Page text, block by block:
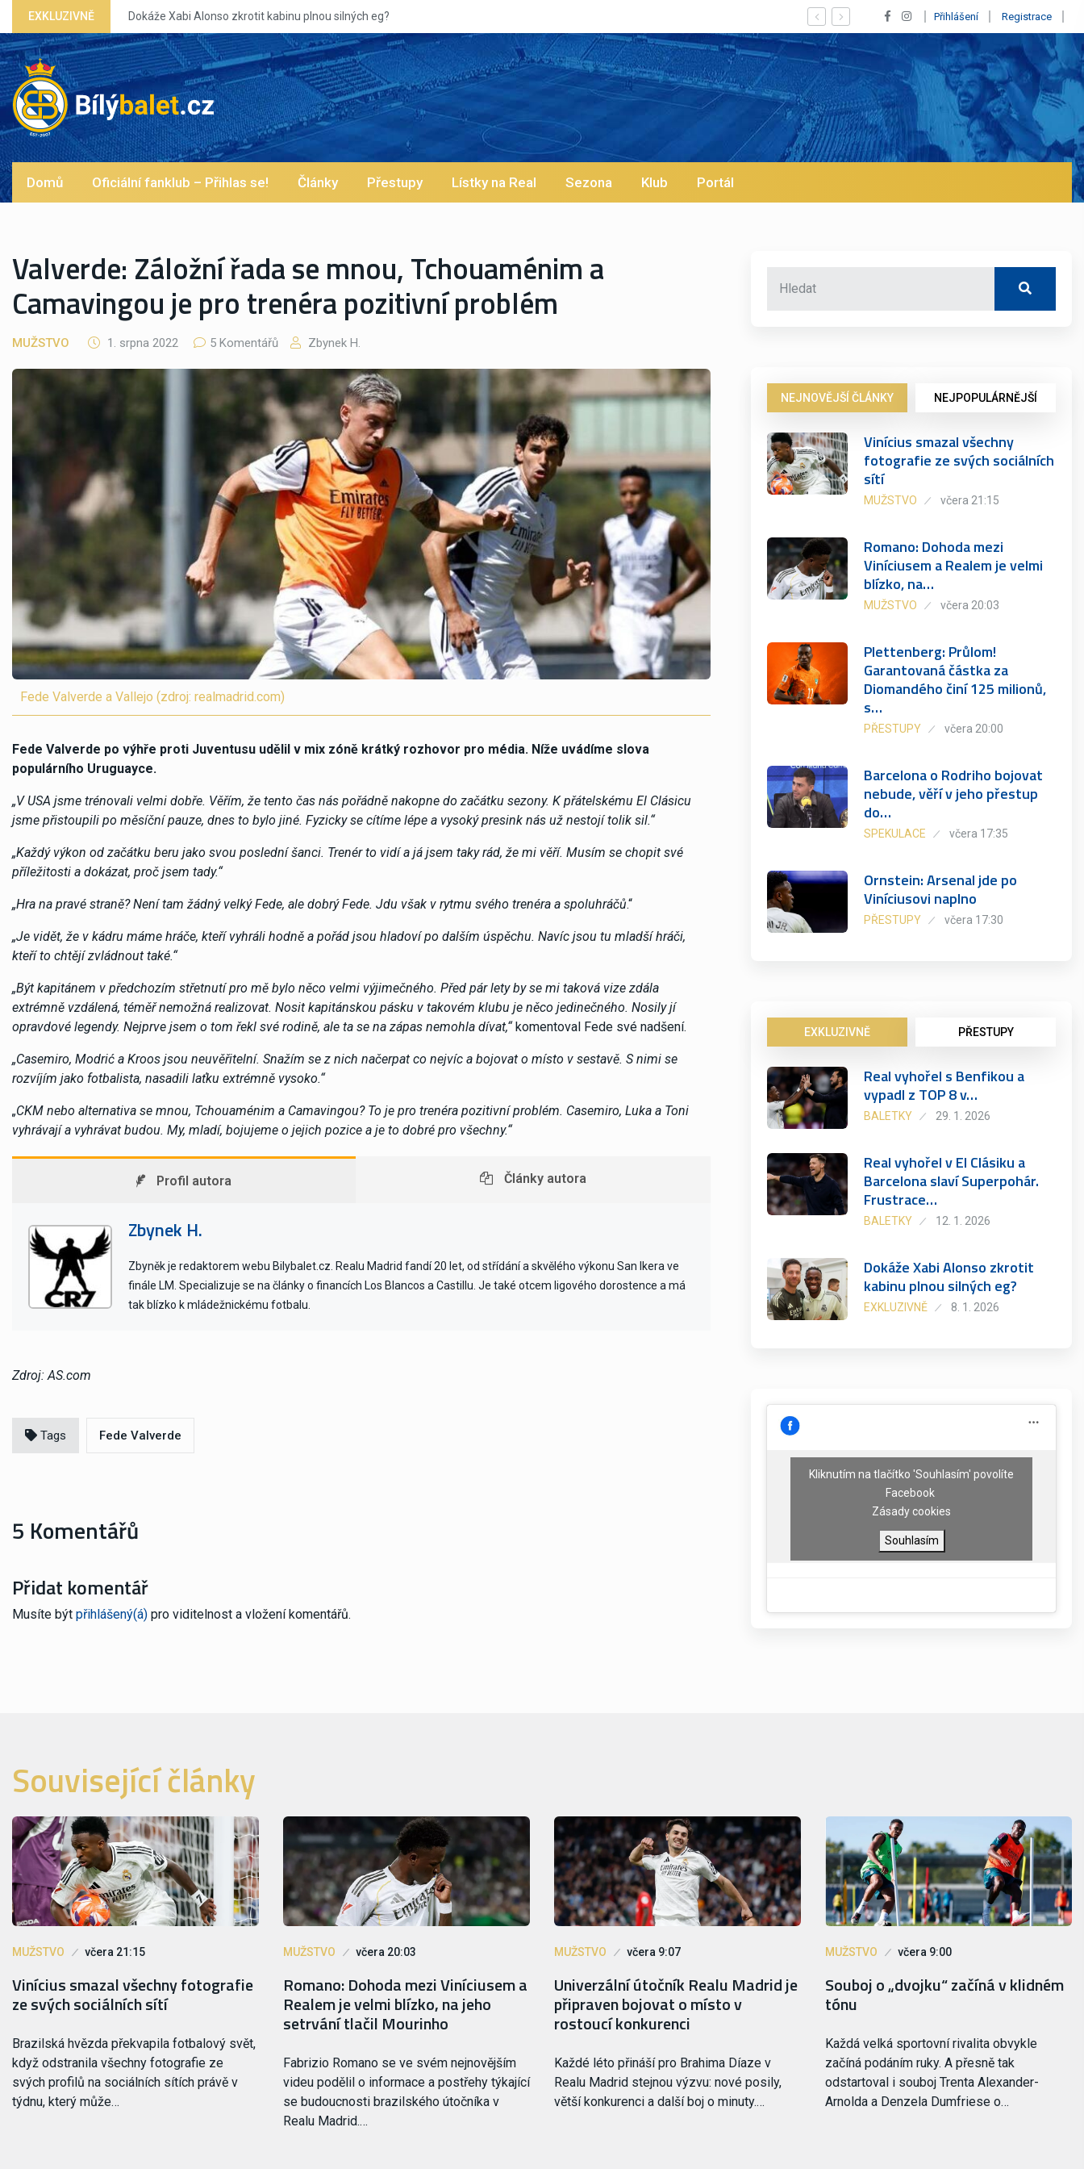
EXKLUZIVNĚ
Alonso zkrotit kabinu plnou silných eg? Vypískaný Vinícius! Blíží se jeho odchod z Realu a pustí se klub na trh už v
Přihlášení Registrace
Domů Oficiální fanklub – Přihlas se! Články Přestupy Lístky na Real Sezona Klub Portál
Valverde: Záložní řada se mnou, Tchouaménim a
Camavingou je pro trenéra pozitivní problém
MUŽSTVO 1. srpna 2022 5 Komentářů Zbynek H.
Fede Valverde a Vallejo (zdroj: realmadrid.com)
Fede Valverde po výhře proti Juventusu udělil v mix zóně krátký rozhovor pro média. Níže uvádíme slova
populárního Uruguayce.
„V USA jsme trénovali velmi dobře. Věřím, že tento čas nás pořádně nakopne do začátku sezony. K přátelskému El Clásicu
jsme přistoupili po měsíční pauze, dnes to bylo jiné. Fyzicky se cítíme lépe a vysoký presink nás už nestojí tolik sil.“
„Každý výkon od začátku beru jako svou poslední šanci. Trenér to vidí a já jsem taky rád, že mi věří. Musím se chopit své
příležitosti a dokázat, proč jsem tady.“
„Hra na pravé straně? Není tam žádný velký Fede, ale dobrý Fede. Jdu však v rytmu svého trenéra a spoluhráčů.“
„Je vidět, že v kádru máme hráče, kteří vyhráli hodně a pořád jsou hladoví po dalším úspěchu. Navíc jsou tu mladší hráči,
kteří to chtějí zvládnout také.“
„Být kapitánem v předchozím střetnutí pro mě bylo něco velmi výjimečného. Před pár lety by se mi taková vize zdála
extrémně vzdálená, téměř nemožná realizovat. Nosit kapitánskou pásku v takovém klubu je něco jedinečného. Nosily jí
opravdové legendy. Nejprve jsem o tom řekl své rodině, ale ta se na zápas nemohla dívat,“komentoval Fede své nadšení.
„Casemiro, Modrić a Kroos jsou neuvěřitelní. Snažím se z nich načerpat co nejvíc a bojovat o místo v sestavě. S nimi se
rozvíjím jako fotbalista, nasadili laťku extrémně vysoko.“
„CKM nebo alternativa se mnou, Tchouaménim a Camavingou? To je pro trenéra pozitivní problém. Casemiro, Luka a Toni
vyhrávají a vyhrávat budou. My, mladí, bojujeme o jejich pozice a je to dobré pro všechny.“
Profil autora Články autora
Zbynek H.
Zbyněk je redaktorem webu Bilybalet.cz. Realu Madrid fandí 20 let, od střídání a skvělého výkonu San Ikera ve
finále LM. Specializuje se na články o financích Los Blancos a Castillu. Je také otcem ligového dorostence a má
tak blízko k mládežnickému fotbalu.
Zdroj: AS.com
Tags Fede Valverde
5 Komentářů
Přidat komentář
Musíte být přihlášený(á) pro viditelnost a vložení komentářů.
NEJNOVĚJŠÍ ČLÁNKY NEJPOPULÁRNĚJŠÍ
Vinícius smazal všechny
fotografie ze svých sociálních
sítí
MUŽSTVO včera 21:15
Romano: Dohoda mezi
Viníciusem a Realem je velmi
blízko, na…
MUŽSTVO včera 20:03
Plettenberg: Průlom!
Garantovaná částka za
Diomandého činí 125 milionů,
s…
PŘESTUPY včera 20:00
Barcelona o Rodriho bojovat
nebude, věří v jeho přestup
do…
SPEKULACE včera 17:35
Ornstein: Arsenal jde po
Viníciusovi naplno
PŘESTUPY včera 17:30
EXKLUZIVNĚ PŘESTUPY
Real vyhořel s Benfikou a
vypadl z TOP 8 v…
BALETKY 29. 1. 2026
Real vyhořel v El Clásiku a
Barcelona slaví Superpohár.
Frustrace…
BALETKY 12. 1. 2026
Dokáže Xabi Alonso zkrotit
kabinu plnou silných eg?
EXKLUZIVNĚ 8. 1. 2026
Kliknutím na tlačítko 'Souhlasím' povolíte
Facebook
Zásady cookies
Souhlasím
Související články
MUŽSTVO včera 21:15
Vinícius smazal všechny fotografie
ze svých sociálních sítí
Brazilská hvězda překvapila fotbalový svět,
když odstranila všechny fotografie ze
svých profilů na sociálních sítích právě v
týdnu, který může…
MUŽSTVO včera 20:03
Romano: Dohoda mezi Viníciusem a
Realem je velmi blízko, na jeho
setrvání tlačil Mourinho
Fabrizio Romano se ve svém nejnovějším
videu podělil o informace a postřehy týkající
se budoucnosti brazilského útočníka v
Realu Madrid.…
MUŽSTVO včera 9:07
Univerzální útočník Realu Madrid je
připraven bojovat o místo v
rostoucí konkurenci
Každé léto přináší pro Brahima Díaze v
Realu Madrid stejnou výzvu: nové posily,
větší konkurenci a další boj o minuty.…
MUŽSTVO včera 9:00
Souboj o „dvojku“ začíná v klidném
tónu
Každá velká sportovní rivalita obvykle
začíná podáním ruky. A přesně tak
odstartoval i souboj Trenta Alexander-
Arnolda a Denzela Dumfriese o…